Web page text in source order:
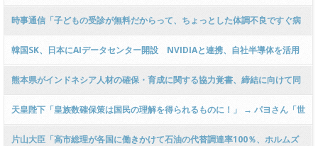
ｗｗｗ
時事通信「子どもの受診が無料だからって、ちょっとした体調不良ですぐ病
院連れてくな！」って健保連が言ってんぞ！」 → 保団連「早期受診が正しい
判断です！」ｗｗｗｗｗｗｗｗｗｗ
韓国SK、日本にAIデータセンター開設 NVIDIAと連携、自社半導体を活用
熊本県がインドネシア人材の確保・育成に関する協力覚書、締結に向けて同
国労働省と協議
天皇陛下「皇族数確保策は国民の理解を得られるものに！」 → パヨさん「世
論調査で多数を占める女性天皇・女系天皇容認への後押しだー！愛子天皇！
片山大臣「高市総理が各国に働きかけて石油の代替調達率100％、ホルムズ